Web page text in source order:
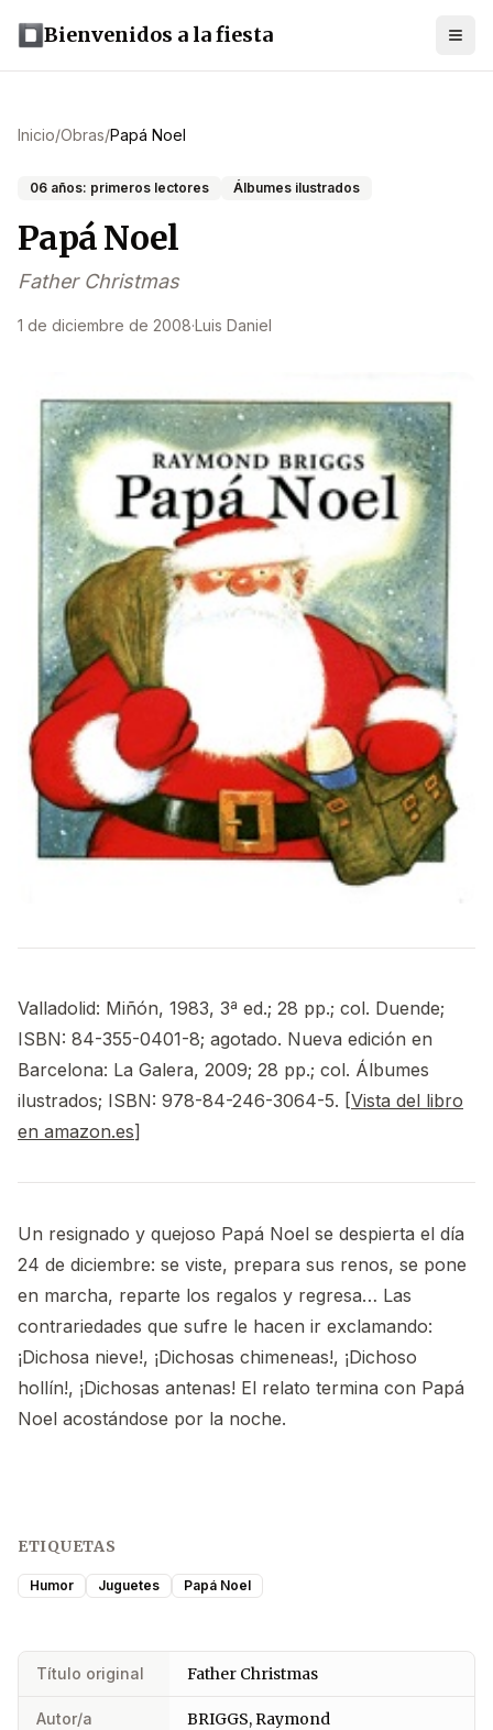
Bienvenidos a la fiesta
Inicio/Obras/Papá Noel
06 años: primeros lectores Álbumes ilustrados
Papá Noel
Father Christmas
1 de diciembre de 2008·Luis Daniel
Valladolid: Miñón, 1983, 3ª ed.; 28 pp.; col. Duende;
ISBN: 84-355-0401-8; agotado. Nueva edición en
Barcelona: La Galera, 2009; 28 pp.; col. Álbumes
ilustrados; ISBN: 978-84-246-3064-5. [Vista del libro
en amazon.es]
Un resignado y quejoso Papá Noel se despierta el día
24 de diciembre: se viste, prepara sus renos, se pone
en marcha, reparte los regalos y regresa… Las
contrariedades que sufre le hacen ir exclamando:
¡Dichosa nieve!, ¡Dichosas chimeneas!, ¡Dichoso
hollín!, ¡Dichosas antenas! El relato termina con Papá
Noel acostándose por la noche.
ETIQUETAS
Humor Juguetes Papá Noel
Título original Father Christmas
Autor/a BRIGGS, Raymond